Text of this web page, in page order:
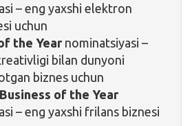
– eng yaxshi elektron
uchun
the Year nominatsiyasi –
bilan dunyoni
biznes uchun
of the Year
– eng yaxshi frilans biznesi